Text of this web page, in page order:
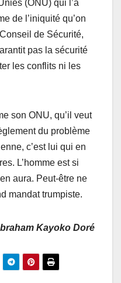
(ONU) qui l’a
de l’iniquité qu’on
de Sécurité,
pas la sécurité
les conflits ni les
son ONU, qu’il veut
du problème
c’est lui qui en
L’homme est si
aura. Peut-être ne
mandat trumpiste.
Kayoko Doré